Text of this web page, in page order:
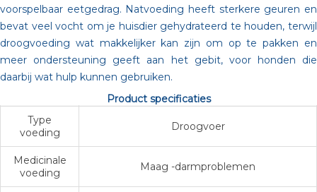
voorspelbaar eetgedrag. Natvoeding heeft sterkere geuren en
bevat veel vocht om je huisdier gehydrateerd te houden, terwijl
droogvoeding wat makkelijker kan zijn om op te pakken en
meer ondersteuning geeft aan het gebit, voor honden die
daarbij wat hulp kunnen gebruiken.
Product specificaties
Type
voeding
Droogvoer
Medicinale
voeding
Maag -darmproblemen